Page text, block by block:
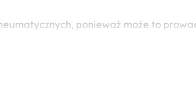
ponieważ może to